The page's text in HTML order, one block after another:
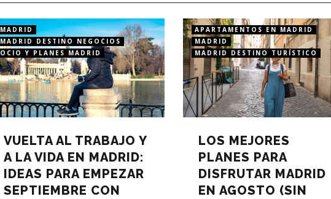
MADRID
MADRID DESTINO NEGOCIOS
OCIO Y PLANES MADRID
VUELTA AL TRABAJO Y
A LA VIDA EN MADRID:
IDEAS PARA EMPEZAR
SEPTIEMBRE CON
APARTAMENTOS EN MADRID
MADRID
MADRID DESTINO TURÍSTICO
LOS MEJORES
PLANES PARA
DISFRUTAR MADRID
EN AGOSTO (SIN